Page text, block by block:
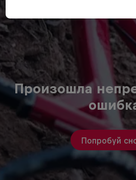
Произошла
Попробуй